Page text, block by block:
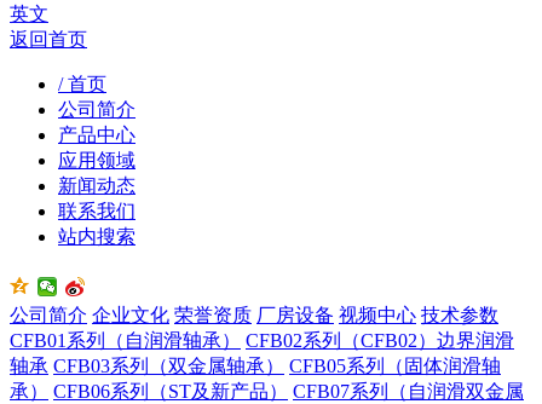
英文
返回首页
/ 首页
公司简介
产品中心
应用领域
新闻动态
联系我们
站内搜索
公司简介 企业文化 荣誉资质 厂房设备 视频中心 技术参数
CFB01系列（自润滑轴承）
CFB02系列（CFB02）边界润滑
轴承 CFB03系列（双金属轴承）
CFB05系列（固体润滑轴
承）
CFB06系列（ST及新产品）
CFB07系列（自润滑双金属